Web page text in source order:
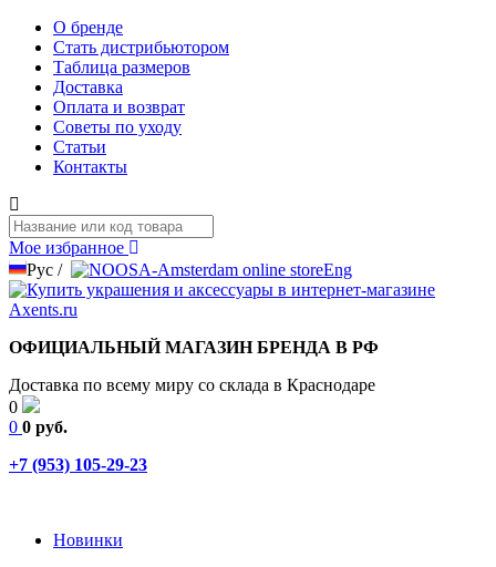
О бренде
Стать дистрибьютором
Таблица размеров
Доставка
Оплата и возврат
Советы по уходу
Статьи
Контакты
Мое избранное
Рус / Eng
ОФИЦИАЛЬНЫЙ МАГАЗИН БРЕНДА В РФ
Доставка по всему миру со склада в Краснодаре
0
0 0 руб.
+7 (953) 105-29-23
Новинки